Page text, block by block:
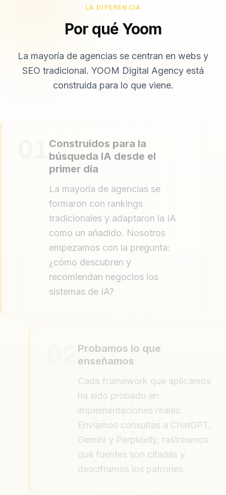
LA DIFERENCIA
Por qué Yoom
La mayoría de agencias se centran en webs y
SEO tradicional. YOOM Digital Agency está
construida para lo que viene.
Construidos para la
búsqueda IA desde el
primer día
La mayoría de agencias se
formaron con rankings
tradicionales y adaptaron la IA
como un añadido. Nosotros
empezamos con la pregunta:
¿cómo descubren y
recomiendan negocios los
sistemas de IA?
Probamos lo que
enseñamos
Cada framework que aplicamos
ha sido probado en
implementaciones reales.
Enviamos consultas a ChatGPT,
Gemini y Perplexity, rastreamos
qué fuentes son citadas y
desciframos los patrones.